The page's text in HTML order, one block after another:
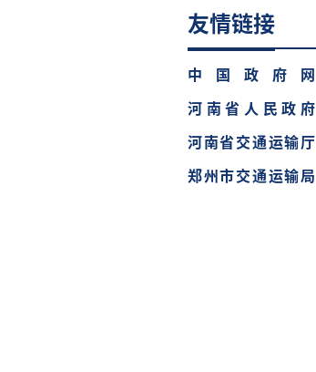
友情链接
中国政府网
河南省人民政府
河南省交通运输厅
郑州市交通运输局